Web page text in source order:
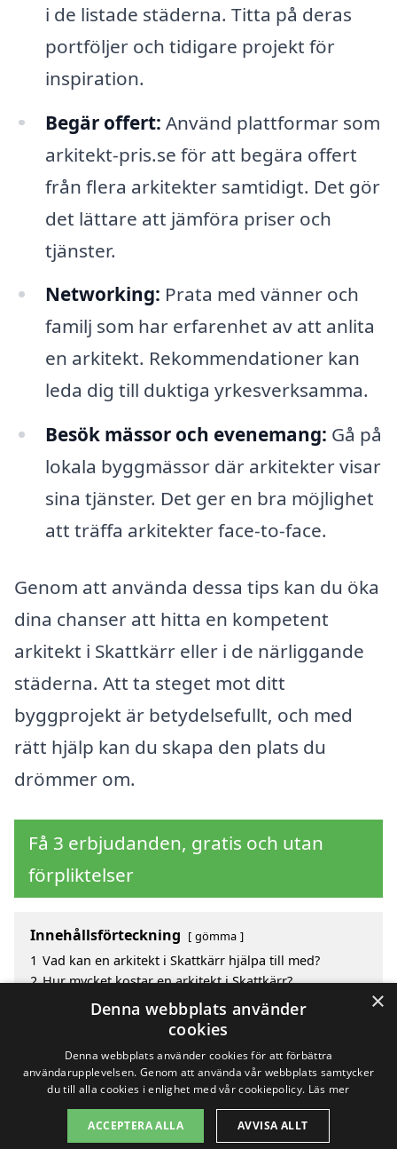
i de listade städerna. Titta på deras
portföljer och tidigare projekt för
inspiration.
Begär offert: Använd plattformar som
arkitekt-pris.se för att begära offert
från flera arkitekter samtidigt. Det gör
det lättare att jämföra priser och
tjänster.
Networking: Prata med vänner och
familj som har erfarenhet av att anlita
en arkitekt. Rekommendationer kan
leda dig till duktiga yrkesverksamma.
Besök mässor och evenemang: Gå på
lokala byggmässor där arkitekter visar
sina tjänster. Det ger en bra möjlighet
att träffa arkitekter face-to-face.
Genom att använda dessa tips kan du öka
dina chanser att hitta en kompetent
arkitekt i Skattkärr eller i de närliggande
städerna. Att ta steget mot ditt
byggprojekt är betydelsefullt, och med
rätt hjälp kan du skapa den plats du
drömmer om.
Få 3 erbjudanden, gratis och utan
förpliktelser
Innehållsförteckning gömma
1 Vad kan en arkitekt i Skattkärr hjälpa till med?
2 Hur mycket kostar en arkitekt i Skattkärr?
Fördelar med att välja arkitekt i Skattkärr
Sök efter en arkitekt i de omgivande städerna till
Copyright 2026 - Pilanto Aps
×
Denna webbplats använder
cookies
Denna webbplats använder cookies för att förbättra
användarupplevelsen. Genom att använda vår webbplats samtycker
du till alla cookies i enlighet med vår cookiepolicy. Läs mer
ACCEPTERA ALLA AVVISA ALLT